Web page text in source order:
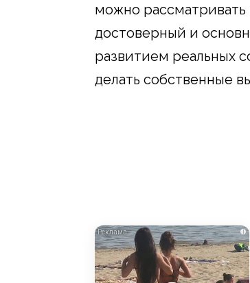
можно рассматривать
достоверный и
развитием реальных
делать собственные
i